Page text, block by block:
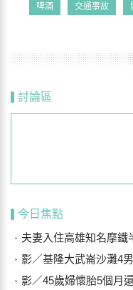
啤酒 交通事故
討論區
今日焦點
夫妻入住高雄知名摩鐵半
影／基隆大武崙沙灘4男
影／45歲婦懷胎5個月